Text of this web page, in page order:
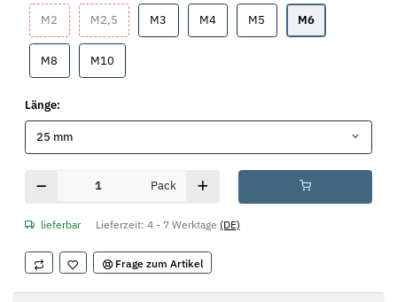
M2 M2 M2,5M2,5 M3 M4M4 M5 M6M6
M8 M10M10
Länge:
25 mm
Pack
lieferbar Lieferzeit: 4 - 7 Werktage (DE)
Frage zum Artikel